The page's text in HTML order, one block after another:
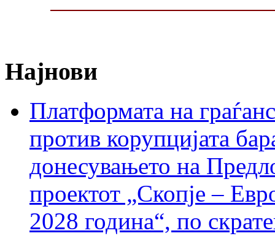
Најнови
Платформата на
против корупцијата
донесувањето на
проектот „Скопје –
2028 година“, по